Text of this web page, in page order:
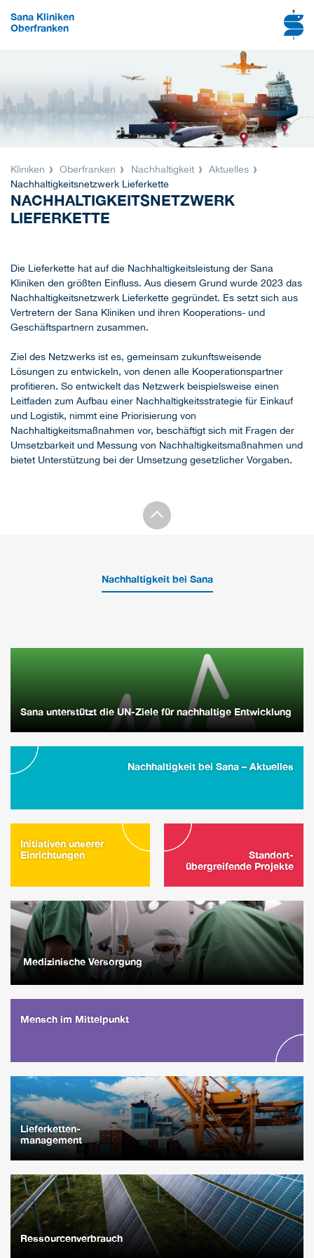
Sana Kliniken
Oberfranken
Kliniken Oberfranken Nachhaltigkeit
Aktuelles
Nachhaltigkeitsnetzwerk Lieferkette
NACHHALTIGKEITSNETZWERK
LIEFERKETTE
Die Lieferkette hat auf die Nachhaltigkeitsleistung der Sana
Kliniken den größten Einfluss. Aus diesem Grund wurde 2023 das
Nachhaltigkeitsnetzwerk Lieferkette gegründet. Es setzt sich aus
Vertretern der Sana Kliniken und ihren Kooperations- und
Geschäftspartnern zusammen.
Ziel des Netzwerks ist es, gemeinsam zukunftsweisende
Lösungen zu entwickeln, von denen alle Kooperationspartner
profitieren. So entwickelt das Netzwerk beispielsweise einen
Leitfaden zum Aufbau einer Nachhaltigkeitsstrategie für Einkauf
und Logistik, nimmt eine Priorisierung von
Nachhaltigkeitsmaßnahmen vor, beschäftigt sich mit Fragen der
Umsetzbarkeit und Messung von Nachhaltigkeitsmaßnahmen und
bietet Unterstützung bei der Umsetzung gesetzlicher Vorgaben.
Nachhaltigkeit bei Sana
Sana unterstützt die UN-Ziele für nachhaltige Entwicklung
Nachhaltigkeit bei Sana – Aktuelles
Initiativen unserer
Einrichtungen
Standort-
übergreifende Projekte
Medizinische Versorgung
Mensch im Mittelpunkt
Lieferketten-
management
Ressourcenverbrauch